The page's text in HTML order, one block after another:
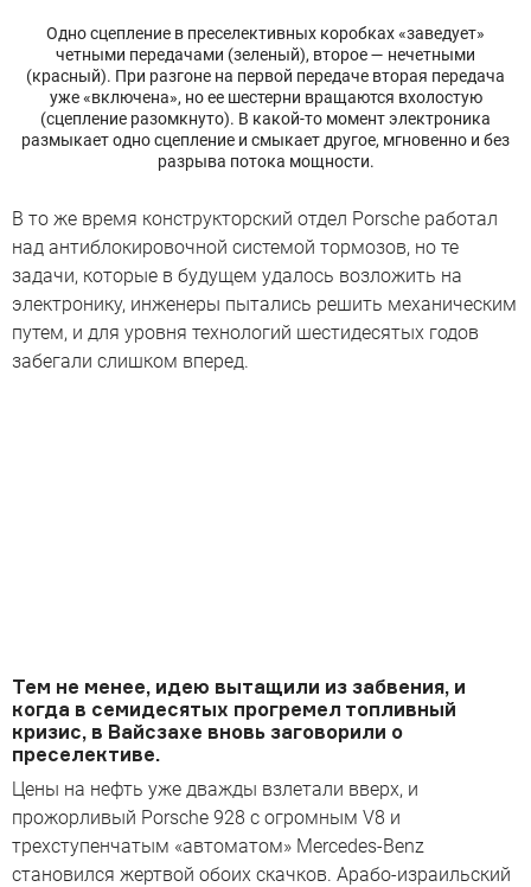
Одно сцепление в преселективных коробках «заведует»
четными передачами (зеленый), второе — нечетными
(красный). При разгоне на первой передаче вторая передача
уже «включена», но ее шестерни вращаются вхолостую
(сцепление разомкнуто). В какой-то момент электроника
размыкает одно сцепление и смыкает другое, мгновенно и без
разрыва потока мощности.
В то же время конструкторский отдел Porsche работал
над антиблокировочной системой тормозов, но те
задачи, которые в будущем удалось возложить на
электронику, инженеры пытались решить механическим
путем, и для уровня технологий шестидесятых годов
забегали слишком вперед.
Тем не менее, идею вытащили из забвения, и
когда в семидесятых прогремел топливный
кризис, в Вайсзахе вновь заговорили о
преселективе.
Цены на нефть уже дважды взлетали вверх, и
прожорливый Porsche 928 с огромным V8 и
трехступенчатым «автоматом» Mercedes-Benz
становился жертвой обоих скачков. Арабо-израильский